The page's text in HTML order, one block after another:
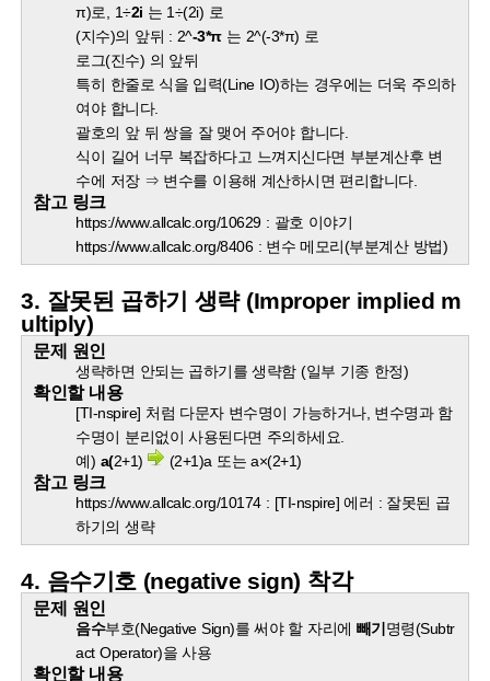
π)로, 1÷2i 는 1÷(2i) 로
(지수)의 앞뒤 : 2^-3*π는 2^(-3*π) 로
로그(진수) 의 앞뒤
특히 한줄로 식을 입력(Line IO)하는 경우에는 더욱 주의하
여야 합니다.
괄호의 앞 뒤 쌍을 잘 맺어 주어야 합니다.
식이 길어 너무 복잡하다고 느껴지신다면 부분계산후 변
수에 저장 ⇒ 변수를 이용해 계산하시면 편리합니다.
참고 링크
https://www.allcalc.org/10629 : 괄호 이야기
https://www.allcalc.org/8406 : 변수 메모리(부분계산 방법)
3. 잘못된 곱하기 생략 (Improper implied m
ultiply)
문제 원인
생략하면 안되는 곱하기를 생략함 (일부 기종 한정)
확인할 내용
[TI-nspire] 처럼 다문자 변수명이 가능하거나, 변수명과 함
수명이 분리없이 사용된다면 주의하세요.
예) a(2+1) (2+1)a 또는 a×(2+1)
참고 링크
https://www.allcalc.org/10174 : [TI-nspire] 에러 : 잘못된 곱
하기의 생략
4. 음수기호 (negative sign) 착각
문제 원인
음수부호(Negative Sign)를 써야 할 자리에 빼기 명령(Subtr
act Operator)을 사용
확인할 내용